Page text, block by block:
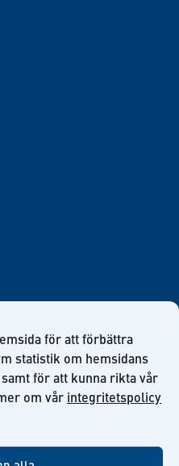
för att förbättra
statistik om hemsidans
för att kunna rikta vår
om vår integritetspolicy